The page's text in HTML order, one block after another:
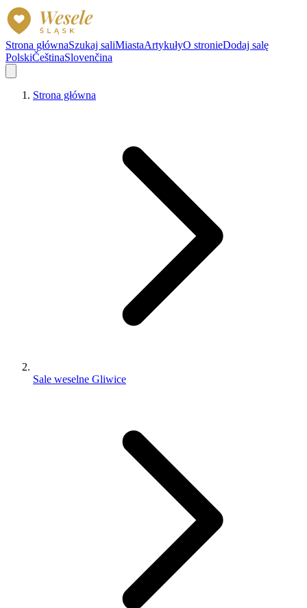
Strona głównaSzukaj saliMiastaArtykułyO stronieDodaj salę
PolskiČeštinaSlovenčina
Strona główna
Sale weselne Gliwice